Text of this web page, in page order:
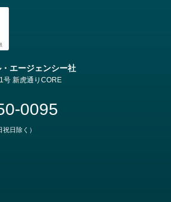
エージェンシー社
号 新虎通りCORE
0095
日除く）